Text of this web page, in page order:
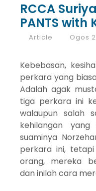
RCCA
PANTS with
Article Ogos
Kebebasan,
perkara yang
Adalah agak
tiga perkara ini
walaupun salah
kehilangan
suaminya
perkara ini,
orang, mereka
dan inilah cara